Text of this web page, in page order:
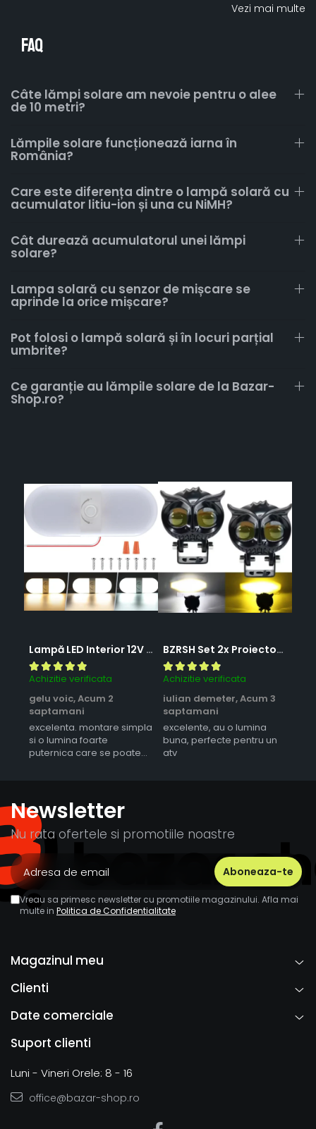
Vezi mai multe
FAQ
Câte lămpi solare am nevoie pentru o alee
de 10 metri?
Lămpile solare funcționează iarna în
România?
Care este diferența dintre o lampă solară cu
acumulator litiu-ion și una cu NiMH?
Cât durează acumulatorul unei lămpi
solare?
Lampa solară cu senzor de mișcare se
aprinde la orice mișcare?
Pot folosi o lampă solară și în locuri parțial
umbrite?
Ce garanție au lămpile solare de la Bazar-
Shop.ro?
Lampă LED Interior 12V pentru Dubă, Camper și Rulotă - 180LED, 33 cm, 3 Temperaturii de Culoare, Intensitate Reglabilă, Iluminare Compartiment Marfă
Achizitie verificata
gelu voic,Acum 2
saptamani
excelenta. montare simpla
si o lumina foarte
puternica care se poate
BZRSH Set 2x Proiector LED Bufnita 50W Lupa 2 Faze Alb-Galben 12-24V Moto ATV
Achizitie verificata
iulian demeter,Acum 3
saptamani
excelente, au o lumina
buna, perfecte pentru un
atv
Newsletter
Nu rata ofertele si promotiile noastre
Vreau sa primesc newsletter cu promotiile magazinului. Afla mai
multe in Politica de Confidentialitate
Magazinul meu
Clienti
Date comerciale
Suport clienti
Luni - Vineri Orele: 8 - 16
office@bazar-shop.ro